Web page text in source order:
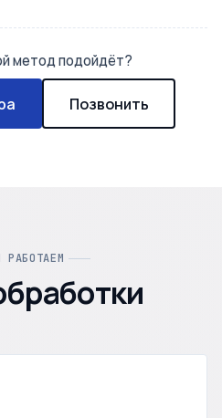
метод подойдёт?
Позвонить
РАБОТАЕМ